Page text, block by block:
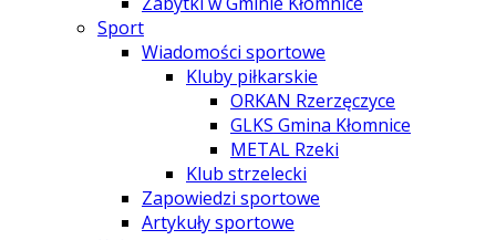
Sport
Wiadomości sportowe
Kluby piłkarskie
ORKAN Rzerzęczyce
GLKS Gmina Kłomnice
METAL Rzeki
Klub strzelecki
Zapowiedzi sportowe
Artykuły sportowe